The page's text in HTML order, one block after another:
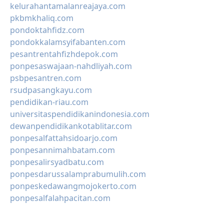
kelurahantamalanreajaya.com
pkbmkhaliq.com
pondoktahfidz.com
pondokkalamsyifabanten.com
pesantrentahfizhdepok.com
ponpesaswajaan-nahdliyah.com
psbpesantren.com
rsudpasangkayu.com
pendidikan-riau.com
universitaspendidikanindonesia.com
dewanpendidikankotablitar.com
ponpesalfattahsidoarjo.com
ponpesannimahbatam.com
ponpesalirsyadbatu.com
ponpesdarussalamprabumulih.com
ponpeskedawangmojokerto.com
ponpesalfalahpacitan.com